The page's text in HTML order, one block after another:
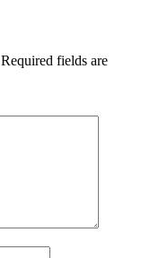
Required fields are